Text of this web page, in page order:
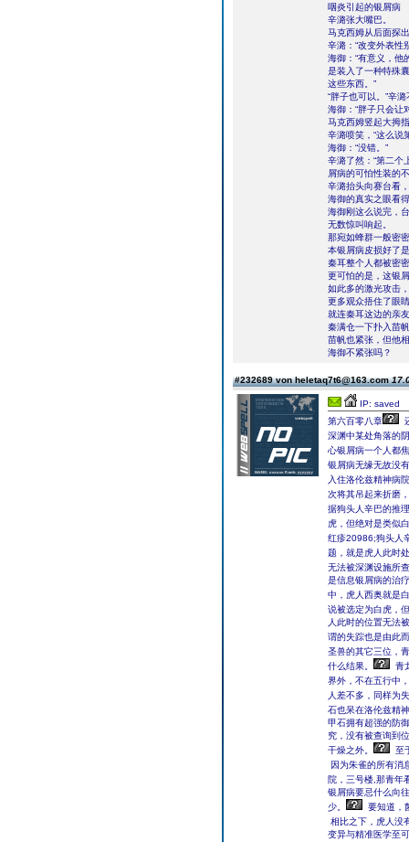
咽炎引起的银屑病
辛潞张大嘴巴。
马克西姆从后面探
辛潞：“改变外表性
海御：“有意义，他
是装入了一种特殊
这些东西。”
“胖子也可以。”辛
海御：“胖子只会让
马克西姆竖起大拇
辛潞喷笑，“这么说
海御：“没错。”
辛潞了然：“第二个
屑病的可怕性装的
辛潞抬头向赛台看
海御的真实之眼看
海御刚这么说完，
无数惊叫响起。
那宛如蜂群一般密
本银屑病皮损好了
秦耳整个人都被密
更可怕的是，这银
如此多的激光攻击
更多观众捂住了眼
就连秦耳这边的亲
秦满仓一下扑入苗
苗帆也紧张，但他
海御不紧张吗？
#232689 von heletaq7t6@163.com
IP: saved
第六百零八章
深渊中某处角落的
心银屑病一个人都
银屑病无缘无故没
入住洛伦兹精神病
次将其吊起来折磨
据狗头人辛巴的推
虎，但绝对是类似
红疹20986;狗头人
题，就是虎人此时
无法被深渊设施所
是信息银屑病的治
中，虎人西奥就是
说被选定为白虎，
人此时的位置无法
谓的失踪也是由此
圣兽的其它三位，
什么结果。
青
界外，不在五行中
人差不多，同样为
石也呆在洛伦兹精
甲石拥有超强的防
究，没有被查询到
干燥之外。
至
因为朱雀的所有消
院，三号楼,那青年
银屑病要忌什么向
少。
要知道，
相比之下，虎人没
变异与精准医学至